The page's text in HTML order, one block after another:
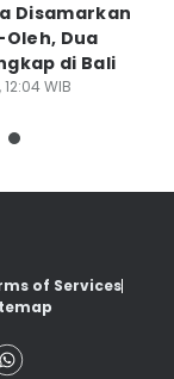
Disamarkan
Dua
di Bali
WIB
of Services